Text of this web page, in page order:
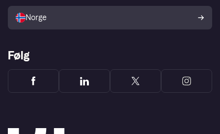
Norge
Følg